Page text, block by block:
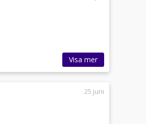
Visa mer
25 juni